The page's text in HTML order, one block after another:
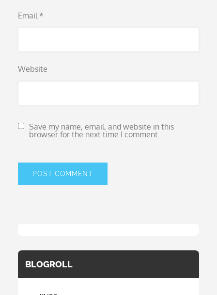
Email *
Website
Save my name, email, and website in this
browser for the next time I comment.
BLOGROLL